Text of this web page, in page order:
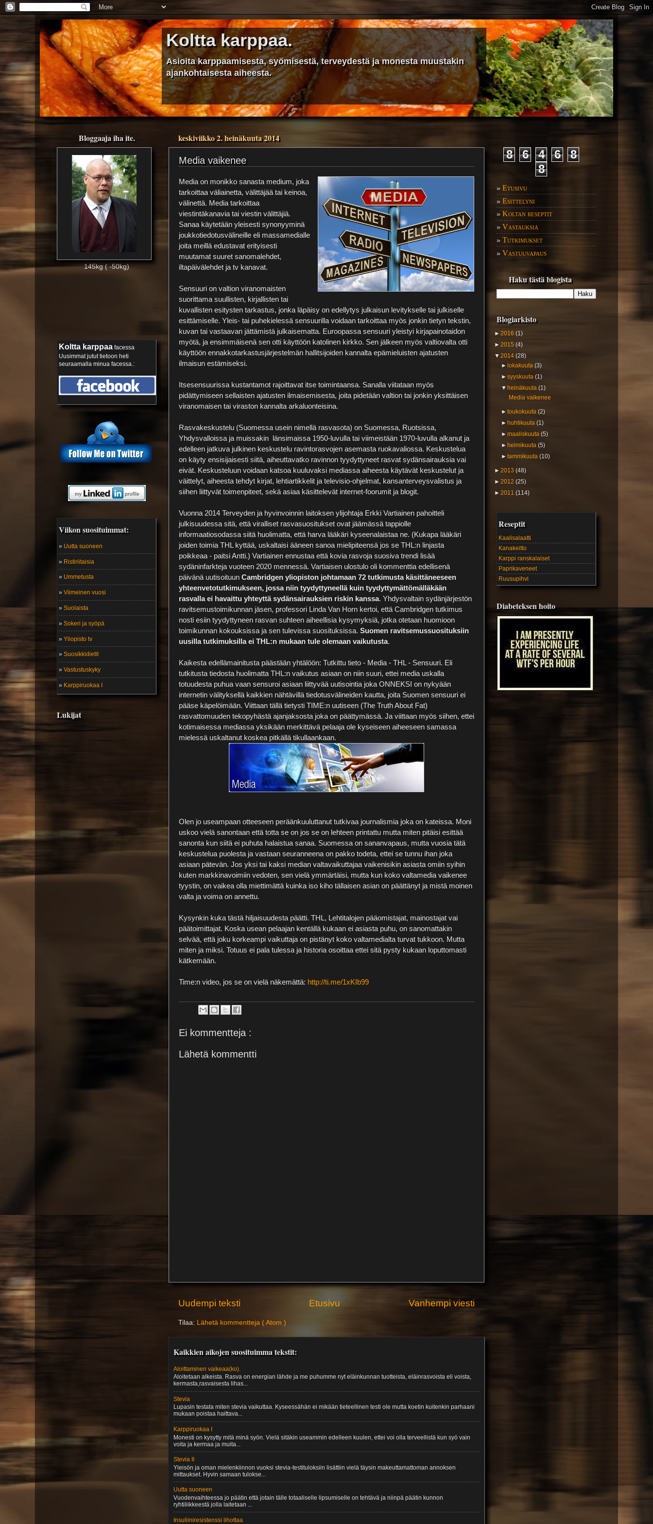
Koltta karppaa.
Asioita karppaamisesta, syömisestä, terveydestä ja monesta muustakin
ajankohtaisesta aiheesta.
keskiviikko 2. heinäkuuta 2014
Media vaikenee
Media on monikko sanasta medium, joka
tarkoittaa väliainetta, välittäjää tai keinoa,
välinettä. Media tarkoittaa
viestintäkanavia tai viestin välittäjiä.
Sanaa käytetään yleisesti synonyyminä
joukkotiedotusvälineille eli massamedialle
joita meillä edustavat erityisesti
muutamat suuret sanomalehdet,
iltapäivälehdet ja tv kanavat.
Sensuuri on valtion viranomaisten
suorittama suullisten, kirjallisten tai
kuvallisten esitysten tarkastus, jonka läpäisy on edellytys julkaisun levitykselle tai julkiselle
esittämiselle. Yleis- tai puhekielessä sensuurilla voidaan tarkoittaa myös jonkin tietyn tekstin,
kuvan tai vastaavan jättämistä julkaisematta. Euroopassa sensuuri yleistyi kirjapainotaidon
myötä, ja ensimmäisenä sen otti käyttöön katolinen kirkko. Sen jälkeen myös valtiovalta otti
käyttöön ennakkotarkastusjärjestelmän hallitsijoiden kannalta epämieluisten ajatusten
ilmaisun estämiseksi.
Itsesensuurissa kustantamot rajoittavat itse toimintaansa. Sanalla viitataan myös
pidättymiseen sellaisten ajatusten ilmaisemisesta, joita pidetään valtion tai jonkin yksittäisen
viranomaisen tai viraston kannalta arkaluonteisina.
Rasvakeskustelu (Suomessa usein nimellä rasvasota) on Suomessa, Ruotsissa,
Yhdysvalloissa ja muissakin länsimaissa 1950-luvulla tai viimeistään 1970-luvulla alkanut ja
edelleen jatkuva julkinen keskustelu ravintorasvojen asemasta ruokavaliossa. Keskustelua
on käyty ensisijaisesti siitä, aiheuttavatko ravinnon tyydyttyneet rasvat sydänsairauksia vai
eivät. Keskusteluun voidaan katsoa kuuluvaksi mediassa aiheesta käytävät keskustelut ja
väittelyt, aiheesta tehdyt kirjat, lehtiartikkelit ja televisio-ohjelmat, kansanterveysvalistus ja
siihen liittyvät toimenpiteet, sekä asiaa käsittelevät internet-foorumit ja blogit.
Vuonna 2014 Terveyden ja hyvinvoinnin laitoksen ylijohtaja Erkki Vartiainen pahoitteli
julkisuudessa sitä, että viralliset rasvasuositukset ovat jäämässä tappiolle
informaatiosodassa siitä huolimatta, että harva lääkäri kyseenalaistaa ne. (Kukapa lääkäri
joiden toimia THL kyttää, uskaltaisi ääneen sanoa mielipiteensä jos se THL:n linjasta
poikkeaa - paitsi Antti.) Vartiainen ennustaa että kovia rasvoja suosiva trendi lisää
sydäninfarkteja vuoteen 2020 mennessä. Vartiaisen ulostulo oli kommenttia edellisenä
päivänä uutisoituun Cambridgen yliopiston johtamaan 72 tutkimusta käsittäneeseen
yhteenvetotutkimukseen, jossa niin tyydyttyneellä kuin tyydyttymättömälläkään
rasvalla ei havaittu yhteyttä sydänsairauksien riskin kanssa. Yhdysvaltain sydänjärjestön
ravitsemustoimikunnan jäsen, professori Linda Van Horn kertoi, että Cambridgen tutkimus
nosti esiin tyydyttyneen rasvan suhteen aiheellisia kysymyksiä, jotka otetaan huomioon
toimikunnan kokouksissa ja sen tulevissa suosituksissa. Suomen ravitsemussuosituksiin
uusilla tutkimuksilla ei THL:n mukaan tule olemaan vaikutusta.
Kaikesta edellämainitusta päästään yhtälöön: Tutkittu tieto - Media - THL - Sensuuri. Eli
tutkitusta tiedosta huolimatta THL:n vaikutus asiaan on niin suuri, ettei media uskalla
totuudesta puhua vaan sensuroi asiaan liittyvää uutisointia joka ONNEKSI on nykyään
internetin välityksellä kaikkien nähtävillä tiedotusvälineiden kautta, joita Suomen sensuuri ei
pääse käpelöimään. Viittaan tällä tietysti TIME:n uutiseen (The Truth About Fat)
rasvattomuuden tekopyhästä ajanjaksosta joka on päättymässä. Ja viittaan myös siihen, ettei
kotimaisessa mediassa yksikään merkittävä pelaaja ole kyseiseen aiheeseen samassa
mielessä uskaltanut koskea pitkällä tikullaankaan.
Olen jo useampaan otteeseen peräänkuuluttanut tutkivaa journalismia joka on kateissa. Moni
uskoo vielä sanontaan että totta se on jos se on lehteen printattu mutta miten pitäisi esittää
sanonta kun siitä ei puhuta halaistua sanaa. Suomessa on sananvapaus, mutta vuosia tätä
keskustelua puolesta ja vastaan seuranneena on pakko todeta, ettei se tunnu ihan joka
asiaan pätevän. Jos yksi tai kaksi median valtavaikuttajaa vaikenisikin asiasta omiin syihin
kuten markkinavoimiin vedoten, sen vielä ymmärtäisi, mutta kun koko valtamedia vaikenee
tyystin, on vaikea olla miettimättä kuinka iso kiho tällaisen asian on päättänyt ja mistä moinen
valta ja voima on annettu.
Kysynkin kuka tästä hiljaisuudesta päätti. THL, Lehtitalojen pääomistajat, mainostajat vai
päätoimittajat. Koska usean pelaajan kentällä kukaan ei asiasta puhu, on sanomattakin
selvää, että joku korkeampi vaikuttaja on pistänyt koko valtamedialta turvat tukkoon. Mutta
miten ja miksi. Totuus ei pala tulessa ja historia osoittaa ettei sitä pysty kukaan loputtomasti
kätkemään.
Time:n video, jos se on vielä näkemättä: http://ti.me/1xKIb99
Ei kommentteja :
Lähetä kommentti
Uudempi teksti Vanhempi viesti
Etusivu
Tilaa: Lähetä kommentteja ( Atom )
Bloggaaja iha ite.
145kg ( -50kg)
Koltta karppaa facessa
Uusimmat jutut tietoon heti
seuraamalla minua facessa. :
Viikon suosituimmat:
» Uutta suoneen
» Ristiriitaisia
» Ummetusta
» Viimeinen vuosi
» Suolaista
» Sokeri ja syöpä
» Yliopisto tv
» Suosikkidietit
» Vastustuskyky
» Karppiruokaa I
Lukijat
8 6 4 6
8
8
» Etusivu
» Esittelyni
» Koltan reseptit
» Vastauksia
» Tutkimukset
» Vastuuvapaus
Haku tästä blogista
Blogiarkisto
►2016 (1)
►2015 (4)
▼2014 (28)
►lokakuuta(3)
►syyskuuta(1)
▼heinäkuuta(1)
Media vaikenee
►toukokuuta(2)
►huhtikuuta(1)
►maaliskuuta(5)
►helmikuuta(5)
►tammikuuta(10)
►2013 (48)
►2012 (25)
►2011 (114)
Reseptit
Kaalisalaatti
Kanakeitto
Karppi ranskalaiset
Paprikaveneet
Ruusupihvi
Diabeteksen hoito
Kaikkien aikojen suosituimma tekstit:
Aloittaminen vaikeaa(ko).
Aloitetaan alkeista. Rasva on energian lähde ja me puhumme nyt eläinkunnan tuotteista, eläinrasvoista eli voista,
kermasta,rasvaisesta lihas...
Stevia
Lupasin testata miten stevia vaikuttaa. Kyseessähän ei mikään tieteellinen testi ole mutta koetin kuitenkin parhaani
mukaan poistaa haittava...
Karppiruokaa I
Monesti on kysytty mitä minä syön. Vielä sitäkin useammin edelleen kuulen, ettei voi olla terveellistä kun syö vain
voita ja kermaa ja muita...
Stevia II
Yleisön ja oman mielenkiinnon vuoksi stevia-testituloksiin lisättiin vielä täysin makeuttamattoman annoksen
mittaukset. Hyvin samaan tulokse...
Uutta suoneen
Vuodenvaihteessa jo päätin että jotain tälle totaaliselle lipsumiselle on tehtävä ja niinpä päätin kunnon
ryhtiliikkeestä jolla laitetaan ...
Insuliiniresistenssi lihottaa